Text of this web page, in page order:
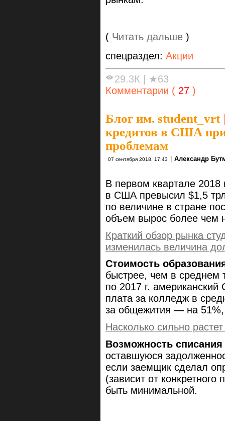
( Читать дальше )
спецраздел: Акции
29.3К | ★63
Комментарии ( 27 )
Блог им. student_vrt|
кредитов в США
проблемам
07 сентября 2018, 17:43 | Александр
В первом квартале 2018
в США превысил $1,5
по величине в стране
объем вырос более чем
Краткий обзор рынка
изменилась величина
Стоимость
быстрее, чем в среднем
по 2017 г.
плата за колледж в
за общежития — на
Насколько сильно
Возможность списания
оставшуюся
если заемщик сделал
(зависит от
быть минимальной.